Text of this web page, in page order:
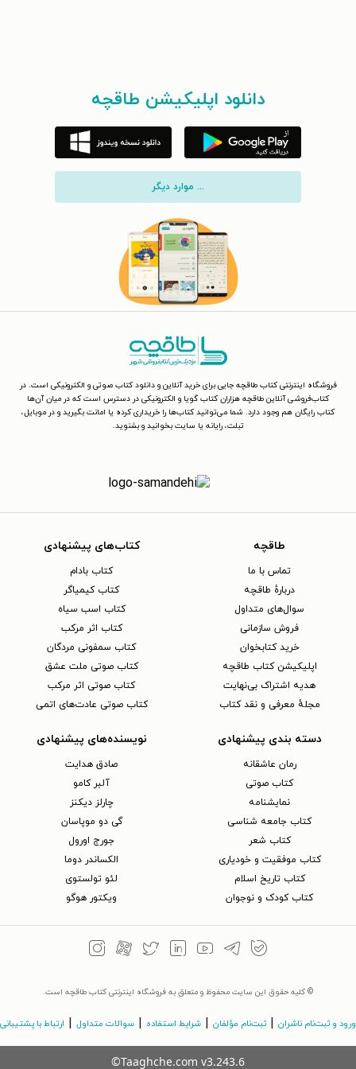
دانلود اپلیکیشن طاقچه
... موارد دیگر
فروشگاه اینترنتی کتاب طاقچه جایی برای خرید آنلاین و دانلود کتاب صوتی و الکترونیکی است. در
کتاب‌فروشی آنلاین طاقچه هزاران کتاب گویا و الکترونیکی در دسترس است که در میان آن‌ها
کتاب رایگان هم وجود دارد. شما می‌توانید کتاب‌ها را خریداری کرده یا امانت بگیرید و در موبایل،
تبلت، رایانه یا سایت بخوانید و بشنوید.
طاقچه
تماس با ما
دربارهٔ طاقچه
سوال‌های متداول
فروش سازمانی
خرید کتابخوان
اپلیکیشن کتاب طاقچه
هدیه اشتراک بی‌نهایت
مجلهٔ معرفی و نقد کتاب
کتاب‌های پیشنهادی
کتاب بادام
کتاب کیمیاگر
کتاب اسب سیاه
کتاب اثر مرکب
کتاب سمفونی مردگان
کتاب صوتی ملت عشق
کتاب صوتی اثر مرکب
کتاب صوتی عادت‌های اتمی
دسته بندی پیشنهادی
رمان عاشقانه
کتاب‌ صوتی
نمایشنامه
کتاب جامعه شناسی
کتاب شعر
کتاب موفقیت و خودیاری
کتاب تاریخ اسلام
کتاب کودک و نوجوان
نویسنده‌های پیشنهادی
صادق هدایت
آلبر کامو
چارلز دیکنز
گی دو موپاسان
جورج اورول
الکساندر دوما
لئو تولستوی
ویکتور هوگو
© کلیه حقوق این سایت محفوظ و متعلق به فروشگاه اینترنتی کتاب طاقچه است.
ورود و ثبت‌نام ناشران ثبت‌نام مؤلفان شرایط استفاده سوالات متداول ارتباط با پشتیبانی
©Taaghche.com v3.243.6